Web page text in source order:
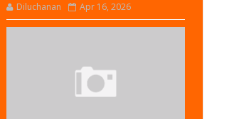
Diluchanan Apr 16, 2026